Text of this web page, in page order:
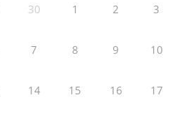
30 1 2 3
7 8 9 10
14 15 16 17